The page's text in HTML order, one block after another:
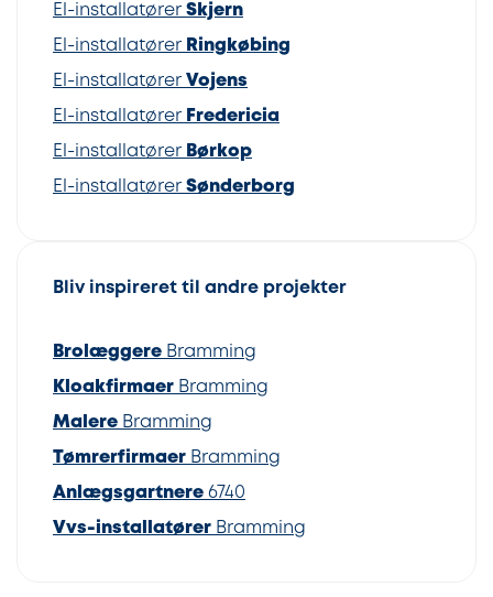
El-installatører Skjern
El-installatører Ringkøbing
El-installatører Vojens
El-installatører Fredericia
El-installatører Børkop
El-installatører Sønderborg
Bliv inspireret til andre projekter
Brolæggere Bramming
Kloakfirmaer Bramming
Malere Bramming
Tømrerfirmaer Bramming
Anlægsgartnere 6740
Vvs-installatører Bramming